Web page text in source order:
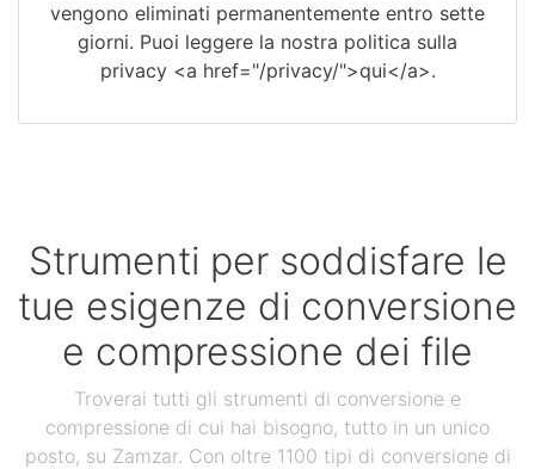
vengono eliminati permanentemente entro sette
giorni. Puoi leggere la nostra politica sulla
privacy <a href="/privacy/">qui</a>.
Strumenti per soddisfare le
tue esigenze di conversione
e compressione dei file
Troverai tutti gli strumenti di conversione e
compressione di cui hai bisogno, tutto in un unico
posto, su Zamzar. Con oltre 1100 tipi di conversione di